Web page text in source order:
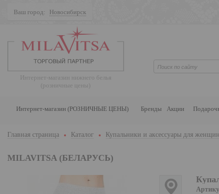
Ваш город: Новосибирск
Интернет-магазин нижнего белья
(розничные цены)
Интернет-магазин (РОЗНИЧНЫЕ ЦЕНЫ) Бренды Акции
Главная страница Каталог Купальники и аксессуары для
MILAVITSA (БЕЛАРУСЬ)